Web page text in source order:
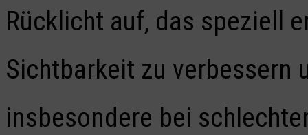
Rücklicht auf, das speziell
Sichtbarkeit zu verbessern
insbesondere bei